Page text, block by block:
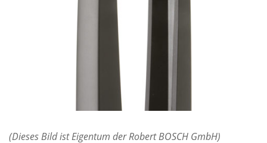
(Dieses Bild ist Eigentum der Robert BOSCH GmbH)